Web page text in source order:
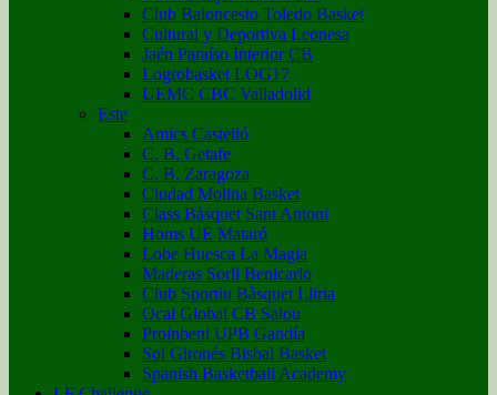
Club Baloncesto Toledo Basket
Cultural y Deportiva Leonesa
Jaén Paraíso Interior CB
Logrobasket LOG17
UEMC CBC Valladolid
Este
Amics Castelló
C. B. Getafe
C. B. Zaragoza
Ciudad Molina Basket
Class Bàsquet Sant Antoni
Homs UE Mataró
Lobe Huesca La Magia
Maderas Sorli Benicarlo
Club Sportiu Bàsquet Lliria
Ocal Global CB Salou
Proinbeni UPB Gandía
Sol Gironés Bisbal Basket
Spanish Basketball Academy